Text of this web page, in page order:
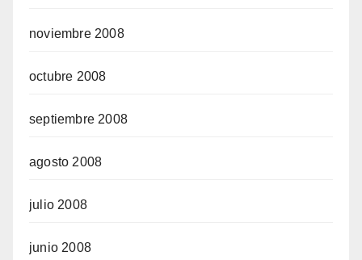
noviembre 2008
octubre 2008
septiembre 2008
agosto 2008
julio 2008
junio 2008